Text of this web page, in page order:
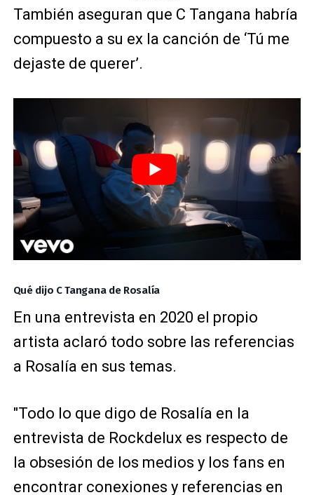
También aseguran que C Tangana habría
compuesto a su ex la canción de ‘Tú me
dejaste de querer’.
Qué dijo C Tangana de Rosalía
En una entrevista en 2020 el propio
artista aclaró todo sobre las referencias
a Rosalía en sus temas.
"Todo lo que digo de Rosalía en la
entrevista de Rockdelux es respecto de
la obsesión de los medios y los fans en
encontrar conexiones y referencias en